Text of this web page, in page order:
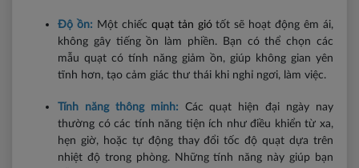
Độ ồn: Một chiếc quạt tản giótốt sẽ hoạt động êm ái,
không gây tiếng ồn làm phiền. Bạn có thể chọn các
mẫu quạt có tính năng giảm ồn, giúp không gian yên
tĩnh hơn, tạo cảm giác thư thái khi nghỉ ngơi, làm việc.
Tính năng thông minh:
Các quạt hiện đại ngày nay
thường có các tính năng tiện ích như điều khiển từ xa,
hẹn giờ, hoặc tự động thay đổi tốc độ quạt dựa trên
nhiệt độ trong phòng. Những tính năng này giúp bạn